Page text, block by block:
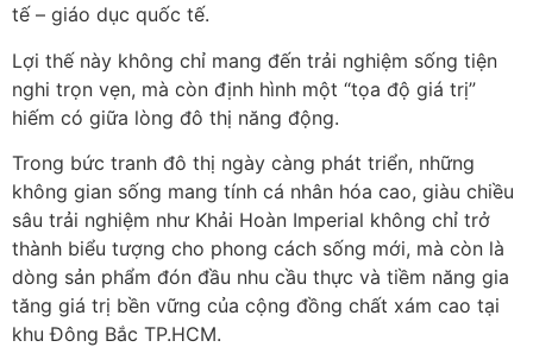
tế – giáo dục quốc tế.
Lợi thế này không chỉ mang đến trải nghiệm sống tiện
nghi trọn vẹn, mà còn định hình một “tọa độ giá trị”
hiếm có giữa lòng đô thị năng động.
Trong bức tranh đô thị ngày càng phát triển, những
không gian sống mang tính cá nhân hóa cao, giàu chiều
sâu trải nghiệm như Khải Hoàn Imperial không chỉ trở
thành biểu tượng cho phong cách sống mới, mà còn là
dòng sản phẩm đón đầu nhu cầu thực và tiềm năng gia
tăng giá trị bền vững của cộng đồng chất xám cao tại
khu Đông Bắc TP.HCM.